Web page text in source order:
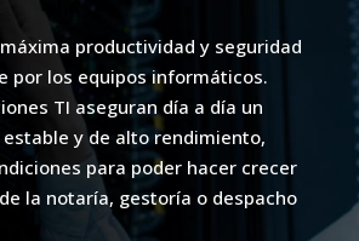
productividad y seguridad
por los equipos informáticos.
TI aseguran día a día un
y de alto rendimiento,
para poder hacer crecer
la notaría, gestoría o despacho